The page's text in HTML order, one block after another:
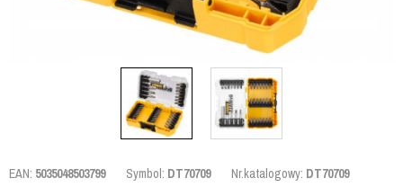
EAN: 5035048503799 Symbol: DT70709 Nr.katalogowy: DT70709